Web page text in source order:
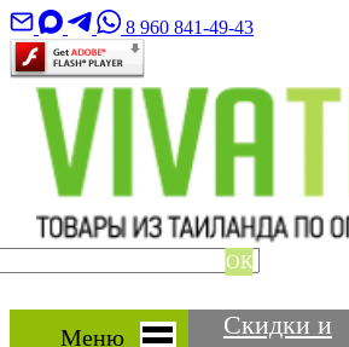
8 960 841-49-43
ОК
Меню
Скидки и